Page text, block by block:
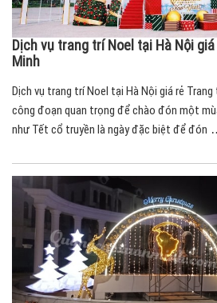
Dịch vụ trang trí Noel tại Hà Nội
Minh
Dịch vụ trang trí Noel tại Hà Nội giá rẻ
công đoạn quan trọng để chào đón một
như Tết cổ truyền là ngày đặc biệt để đón